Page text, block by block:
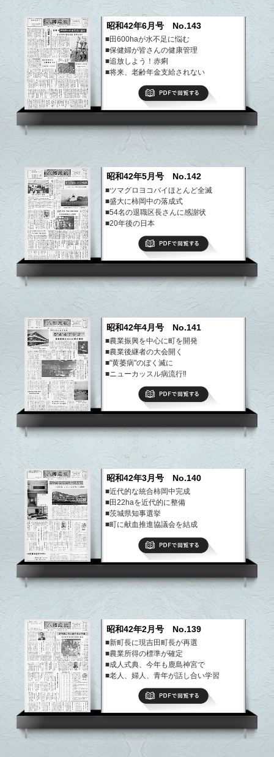
昭和42年6月号 No.143
■田600haが水不足に悩む
■保健婦が皆さんの健康管理
■追放しよう！赤痢
■将来、老齢年金支給されない
■春の全国交通安全運動
昭和42年5月号 No.142
■ツマグロヨコバイほとんど全滅
■盛大に柿岡中の落成式
■54名の退職区長さんに感謝状
■20年後の日本
■カ、ハエのぼく滅に
PDFで閲覧する
昭和42年4月号 No.141
■農業振興を中心に町を開発
■農業後継者の大会開く
■"黄萎病"のぼく滅に
■ニューカッスル病流行‼
■町の武道大会開く
PDFで閲覧する
昭和42年3月号 No.140
■近代的な統合柿岡中完成
■田22haを近代的に整備
■茨城県知事選挙
■町に献血推進協議会を結成
■入学式の"しつけ"と"準備"
昭和42年2月号 No.139
■新町長に現吉田町長が再選
■農業所得の標準が確定
■成人式典、今年も鹿島神宮で
■老人、婦人、青年が話し合い学習
PDFで閲覧する